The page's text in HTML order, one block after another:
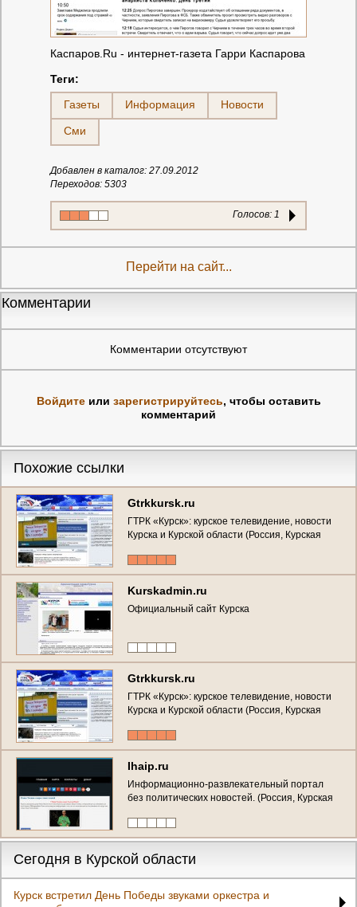
Каспаров.Ru - интернет-газета Гарри Каспарова
Теги:
Газеты
Информация Новости
Сми
Добавлен в каталог: 27.09.2012
Переходов: 5303
Голосов: 1
Перейти на сайт...
Комментарии
Комментарии отсутствуют
Войдитеили зарегистрируйтесь, чтобы оставить
комментарий
Похожие ссылки
Gtrkkursk.ru
ГТРК «Курск»: курское телевидение, новости
Курска и Курской области (Россия, Курская
Kurskadmin.ru
Официальный сайт Курска
Gtrkkursk.ru
ГТРК «Курск»: курское телевидение, новости
Курска и Курской области (Россия, Курская
Ihaip.ru
Информационно-развлекательный портал
без политических новостей. (Россия, Курская
Сегодня в Курской области
Курск встретил День Победы звуками оркестра и